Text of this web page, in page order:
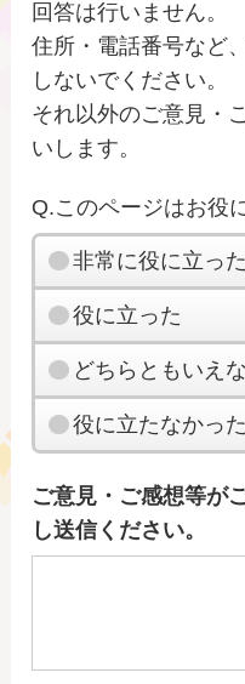
回答は行いません。
住所・電話番号など
しないでください。
それ以外のご意見・
いします。
Q.このページはお役
非常に役に立った
役に立った
どちらともいえ
役に立たなかった
ご意見・ご感想等が
し送信ください。